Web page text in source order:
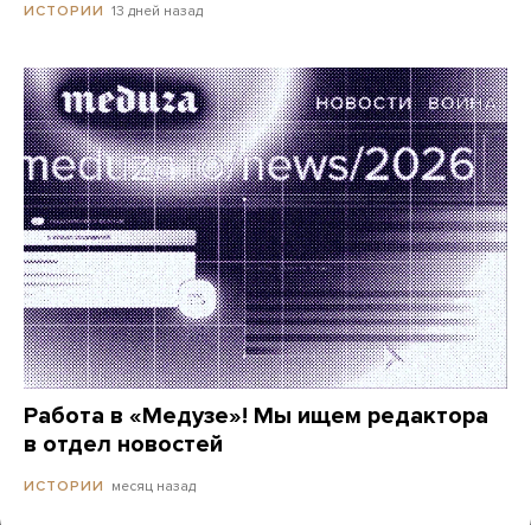
ИСТОРИИ 13 дней назад
Работа в «Медузе»! Мы ищем редактора
в отдел новостей
ИСТОРИИ месяц назад